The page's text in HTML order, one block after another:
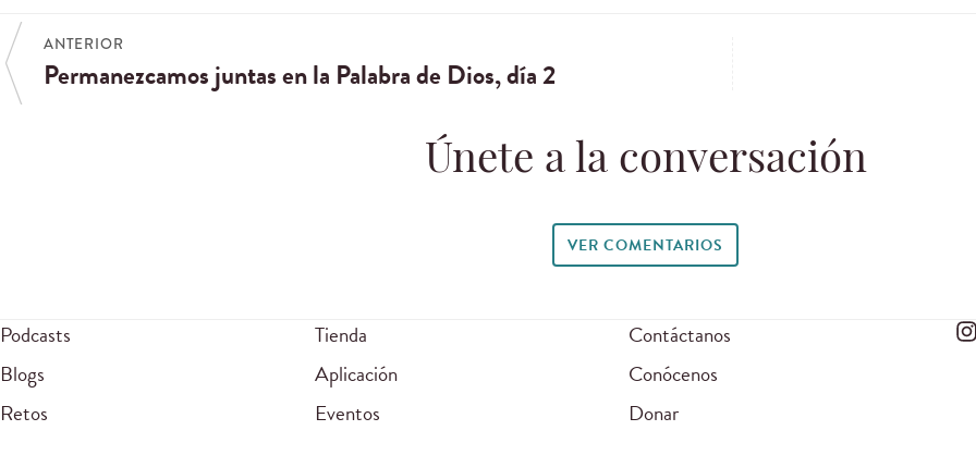
ANTERIOR
Permanezcamos juntas en la Palabra de Dios, día 2
Únete a la conversación
VER COMENTARIOS
Podcasts
Blogs
Retos
Tienda
Aplicación
Eventos
Contáctanos
Conócenos
Donar